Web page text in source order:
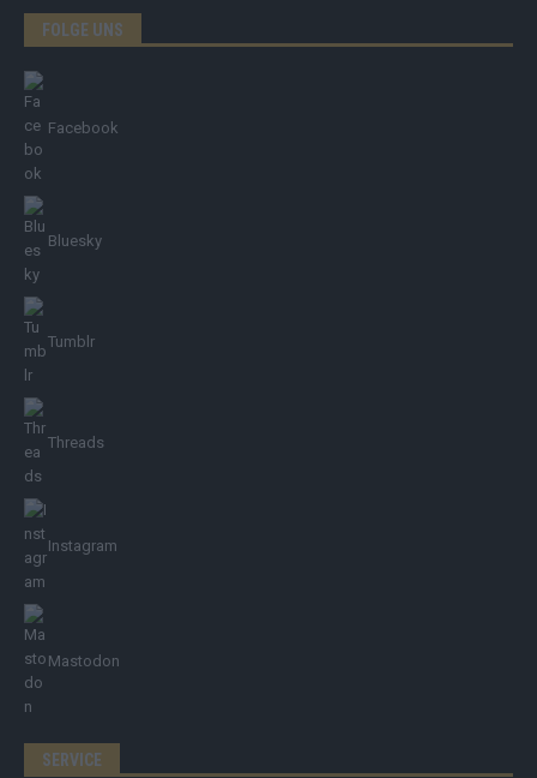
FOLGE UNS
Facebook
Bluesky
Tumblr
Threads
Instagram
Mastodon
SERVICE